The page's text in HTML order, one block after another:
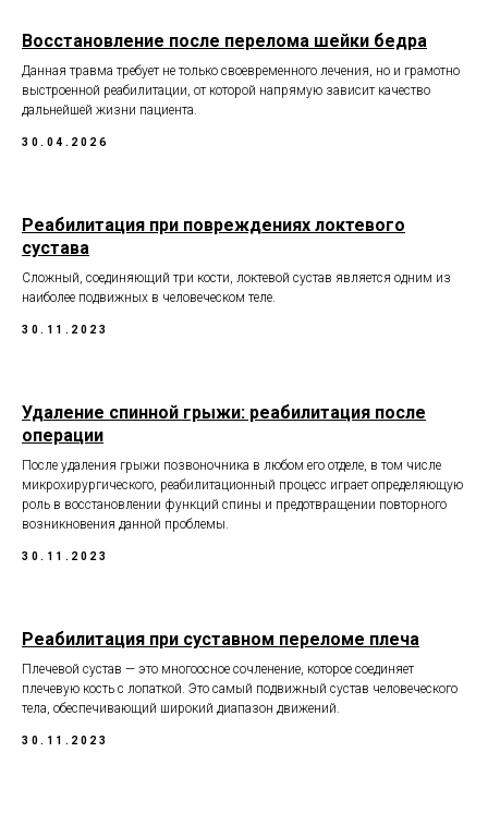
Восстановление после перелома шейки бедра
Данная травма требует не только своевременного лечения, но и грамотно
выстроенной реабилитации, от которой напрямую зависит качество
дальнейшей жизни пациента.
30.04.2026
Реабилитация при повреждениях локтевого
сустава
Сложный, соединяющий три кости, локтевой сустав является одним из
наиболее подвижных в человеческом теле.
30.11.2023
Удаление спинной грыжи: реабилитация после
операции
После удаления грыжи позвоночника в любом его отделе, в том числе
микрохирургического, реабилитационный процесс играет определяющую
роль в восстановлении функций спины и предотвращении повторного
возникновения данной проблемы.
30.11.2023
Реабилитация при суставном переломе плеча
Плечевой сустав — это многоосное сочленение, которое соединяет
плечевую кость с лопаткой. Это самый подвижный сустав человеческого
тела, обеспечивающий широкий диапазон движений.
30.11.2023